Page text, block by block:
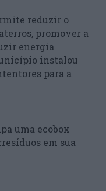
reduzir o
promover a
energia
instalou
para a
uma ecobox
em sua